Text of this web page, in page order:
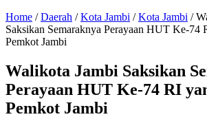
Home / Daerah / Kota Jambi / Kota Jambi /
Saksikan Semaraknya Perayaan HUT Ke-74
Pemkot Jambi
Walikota Jambi Saksikan
Perayaan HUT Ke-74 RI
Pemkot Jambi